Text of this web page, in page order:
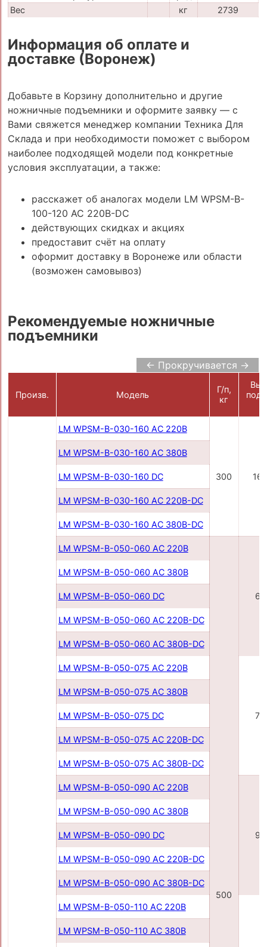
Вес
кг 2739
Информация об оплате и
доставке (Воронеж)
Добавьте в Корзину дополнительно и другие
ножничные подъемники и оформите заявку — с
Вами свяжется менеджер компании Техника Для
Склада и при необходимости поможет с выбором
наиболее подходящей модели под конкретные
условия эксплуатации, а также:
расскажет об аналогах модели LM WPSM-B-
100-120 AC 220B-DC
действующих скидках и акциях
предоставит счёт на оплату
оформит доставку в Воронеже или области
(возможен самовывоз)
Рекомендуемые ножничные
подъемники
← Прокручивается →
Произв. Модель
Г/п,
кг
LM WPSM-B-030-160 AC 220В
300
LM WPSM-B-030-160 AC 380В
LM WPSM-B-030-160 DC
LM WPSM-B-030-160 AC 220B-DC
LM WPSM-B-030-160 AC 380B-DC
LM WPSM-B-050-060 AC 220B
500
LM WPSM-B-050-060 AC 380B
LM WPSM-B-050-060 DC
LM WPSM-B-050-060 AC 220В-DC
LM WPSM-B-050-060 AC 380В-DC
LM WPSM-B-050-075 AC 220В
LM WPSM-B-050-075 AC 380В
LM WPSM-B-050-075 DC
LM WPSM-B-050-075 AC 220В-DC
LM WPSM-B-050-075 AC 380В-DC
LM WPSM-B-050-090 AC 220В
LM WPSM-B-050-090 AC 380В
LM WPSM-B-050-090 DC
LM WPSM-B-050-090 AC 220В-DC
LM WPSM-B-050-090 AC 380В-DC
LM WPSM-B-050-110 AC 220В
LM WPSM-B-050-110 AC 380В